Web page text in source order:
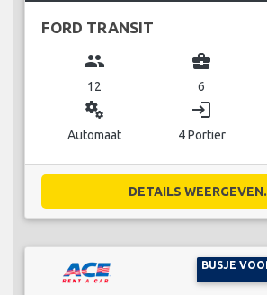
FORD TRANSIT
group
12
business_center
6
miscellaneous_services
Automaat
login
4 Portier
DETAILS
BUSJE